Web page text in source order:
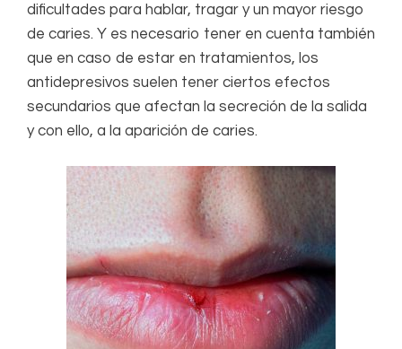
dificultades para hablar, tragar y un mayor riesgo
de caries. Y es necesario tener en cuenta también
que en caso de estar en tratamientos, los
antidepresivos suelen tener ciertos efectos
secundarios que afectan la secreción de la salida
y con ello, a la aparición de caries.